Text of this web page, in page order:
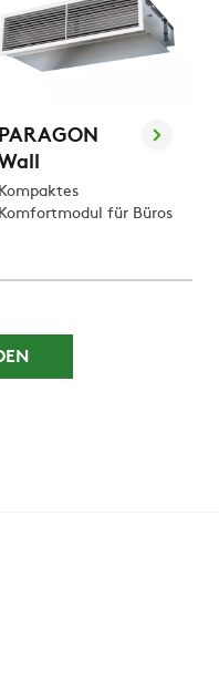
PARAGON
Kompaktes
Komfortmodul für Büros